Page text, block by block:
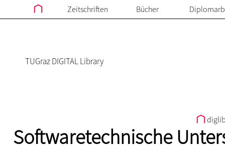
Zeitschriften Bücher
TUGraz DIGITAL Library
Softwaretechnische